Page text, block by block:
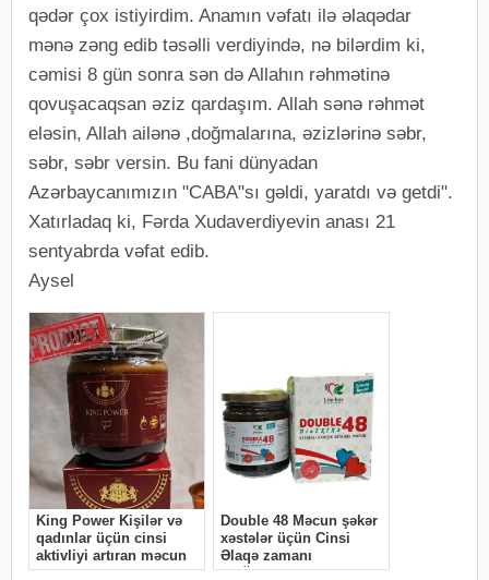
qədər çox istiyirdim. Anamın vəfatı ilə əlaqədar
mənə zəng edib təsəlli verdiyində, nə bilərdim ki,
cəmisi 8 gün sonra sən də Allahın rəhmətinə
qovuşacaqsan əziz qardaşım. Allah sənə rəhmət
eləsin, Allah ailənə ,doğmalarına, əzizlərinə səbr,
səbr, səbr versin. Bu fani dünyadan
Azərbaycanımızın "CABA"sı gəldi, yaratdı və getdi".
Xatırladaq ki, Fərda Xudaverdiyevin anası 21
sentyabrda vəfat edib.
Aysel